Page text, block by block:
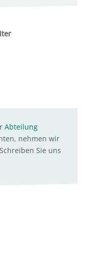
Abteilung
nehmen wir
Sie uns